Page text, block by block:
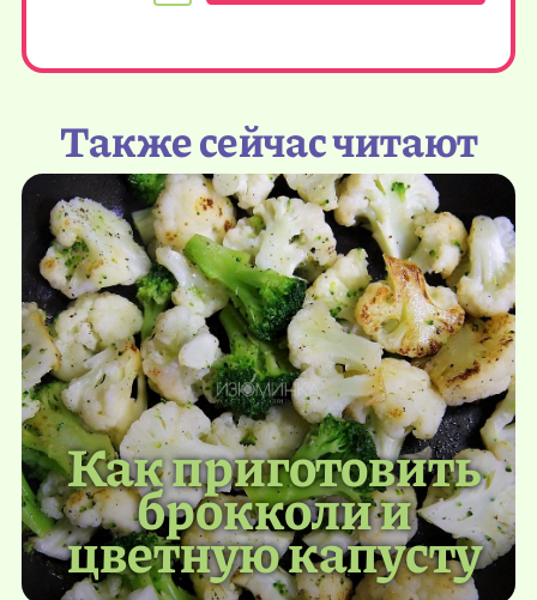
Также сейчас читают
Как приготовить
брокколи и
цветную капусту